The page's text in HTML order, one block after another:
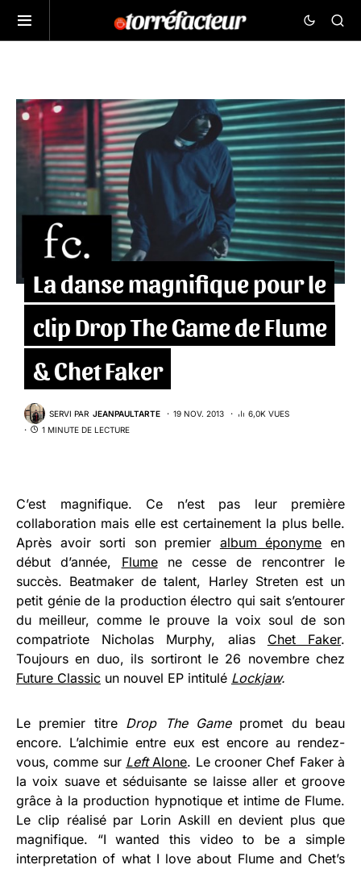
La danse magnifique pour le
clip Drop The Game de Flume
& Chet Faker
SERVI PAR JEANPAULTARTE 19 NOV. 2013
6,0K VUES
1 MINUTE DE LECTURE
C’est magnifique. Ce n’est pas leur première
collaboration mais elle est certainement la plus belle.
Après avoir sorti son premier album éponyme en
début d’année, Flumene cesse de rencontrer le
succès. Beatmaker de talent, Harley Streten est un
petit génie de la production électro qui sait s’entourer
du meilleur, comme le prouve la voix soul de son
compatriote Nicholas Murphy, alias Chet Faker.
Toujours en duo, ils sortiront le 26 novembre chez
Future Classic un nouvel EP intitulé Lockjaw.
Le premier titre Drop The Gamepromet du beau
encore. L’alchimie entre eux est encore au rendez-
vous, comme sur LeftAlone. Le crooner Chef Faker à
la voix suave et séduisante se laisse aller et groove
grâce à la production hypnotique et intime de Flume.
Le clip réalisé par Lorin Askill en devient plus que
magnifique. “I wanted this video to be a simple
interpretation of what I love about Flume and Chet’s